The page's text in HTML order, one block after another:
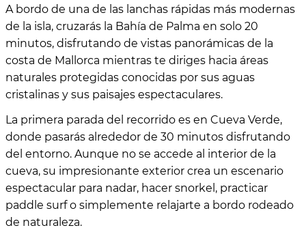
A bordo de una de las lanchas rápidas más modernas
de la isla, cruzarás la Bahía de Palma en solo 20
minutos, disfrutando de vistas panorámicas de la
costa de Mallorca mientras te diriges hacia áreas
naturales protegidas conocidas por sus aguas
cristalinas y sus paisajes espectaculares.
La primera parada del recorrido es en Cueva Verde,
donde pasarás alrededor de 30 minutos disfrutando
del entorno. Aunque no se accede al interior de la
cueva, su impresionante exterior crea un escenario
espectacular para nadar, hacer snorkel, practicar
paddle surf o simplemente relajarte a bordo rodeado
de naturaleza.